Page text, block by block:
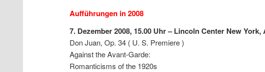
Aufführungen in 2008
7. Dezember 2008, 15.00 Uhr – Lincoln Center New York,
Don Juan, Op. 34 ( U. S. Premiere )
Against the Avant-Garde:
Romanticisms of the 1920s